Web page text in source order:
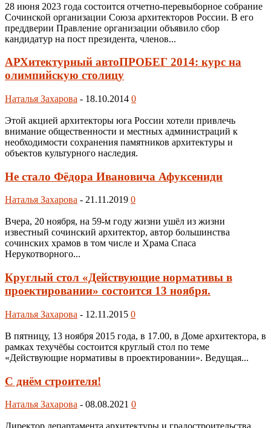
28 июня 2023 года состоится отчетно-перевыборное собрание
Сочинской организации Союза архитекторов России. В его
преддверии Правление организации объявило сбор
кандидатур на пост президента, членов...
АРХитектурный автоПРОБЕГ 2014: курс на
олимпийскую столицу
Наталья Захарова - 18.10.2014 0
Этой акцией архитекторы юга России хотели привлечь
внимание общественности и местных администраций к
необходимости сохранения памятников архитектуры и
объектов культурного наследия.
Не стало Фёдора Ивановича Афуксениди
Наталья Захарова - 21.11.2019 0
Вчера, 20 ноября, на 59-м году жизни ушёл из жизни
известный сочинский архитектор, автор большинства
сочинских храмов в том числе и Храма Спаса
Нерукотворного...
Круглый стол «Действующие нормативы в
проектировании» состоится 13 ноября.
Наталья Захарова - 12.11.2015 0
В пятницу, 13 ноября 2015 года, в 17.00, в Доме архитектора, в
рамках техучёбы состоится круглый стол по теме
«Действующие нормативы в проектировании». Ведущая...
С днём строителя!
Наталья Захарова - 08.08.2021 0